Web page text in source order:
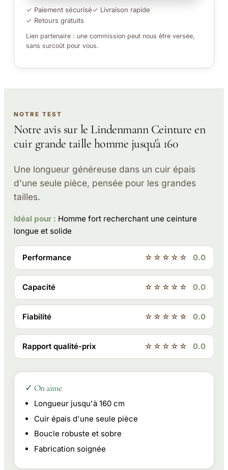
✓ Paiement sécurisé✓ Livraison rapide
✓ Retours gratuits
Lien partenaire : une commission peut nous être versée,
sans surcoût pour vous.
NOTRE TEST
Notre avis sur le Lindenmann Ceinture en
cuir grande taille homme jusqu'à 160
Une longueur généreuse dans un cuir épais
d'une seule pièce, pensée pour les grandes
tailles.
Idéal pour : Homme fort recherchant une ceinture
longue et solide
Performance ☆☆☆☆☆ 0.0
Capacité ☆☆☆☆☆ 0.0
Fiabilité ☆☆☆☆☆ 0.0
Rapport qualité-prix ☆☆☆☆☆ 0.0
✓ On aime
Longueur jusqu'à 160 cm
Cuir épais d'une seule pièce
Boucle robuste et sobre
Fabrication soignée